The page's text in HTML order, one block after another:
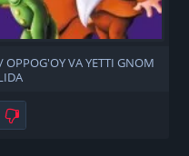
VA YETTI GNOM
Не нравится